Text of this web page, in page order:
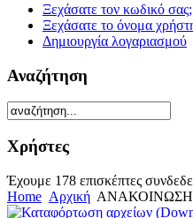
Ξεχάσατε τον κωδικό σας;
Ξεχάσατε το όνομα
Δημιουργία λογαριασμού
Αναζήτηση
Χρήστες
Έχουμε 178 επισκέπτες
Home Αρχική ΑΝΑΚΟΙΝΩΣΗ